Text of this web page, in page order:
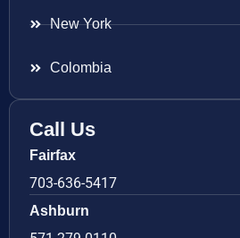
New York
Colombia
Call Us
Fairfax
703-636-5417
Ashburn